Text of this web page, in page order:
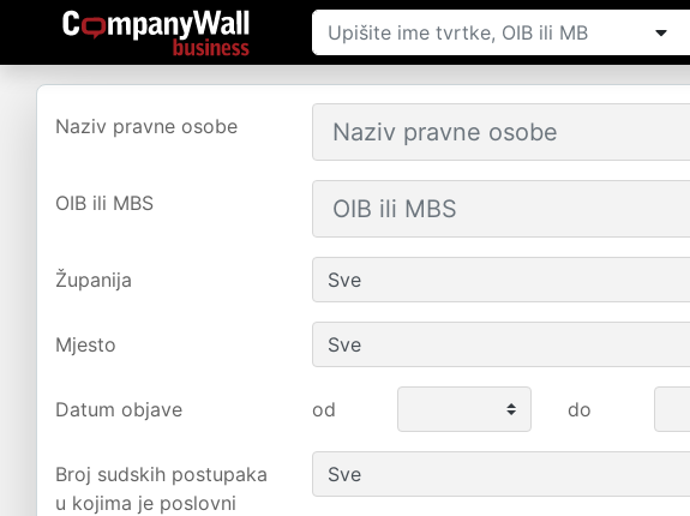
Naziv pravne osobe
OIB ili MBS
Županija
Mjesto
Datum objave od do
Broj sudskih postupaka
u kojima je poslovni